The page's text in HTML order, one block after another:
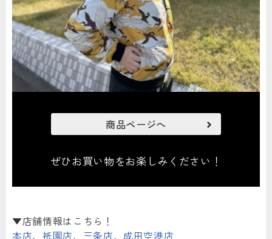
商品ページへ
ぜひお買い物をお楽しみください！
▼店舗情報はこちら！
本店、 祇園店、 三条店、 成田空港店